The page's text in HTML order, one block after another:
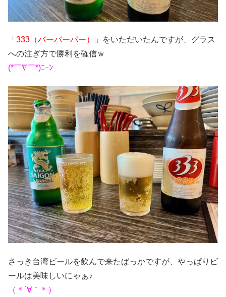
「 333（バーバーバー）
」をいただいたんですが、グラス
への注ぎ方で勝利を確信ｗ
(*￣∇￣*)ﾆｰﾝ
さっき台湾ビールを飲んで来たばっかですが、やっぱりビ
ールは美味しいにゃぁ♪
（＊´∀｀＊）